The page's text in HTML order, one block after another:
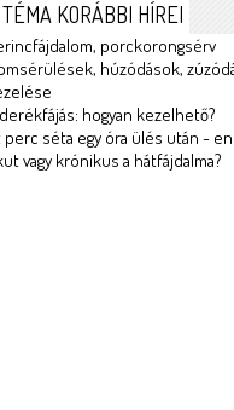
KORÁBBI HÍREI
porckorongsérv
húzódások,
hogyan kezelhető?
perc séta egy óra ülés után -
vagy krónikus a hátfájdalma?